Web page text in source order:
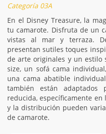
Categoría 03A
En el Disney Treasure, la
tu camarote. Disfruta de un
vistas al mar y terraza.
presentan sutiles toques
de arte originales y un estilo
size, un sofá cama
una cama abatible
también están adaptados
reducida, específicamente en
y la distribución pueden
de camarote.